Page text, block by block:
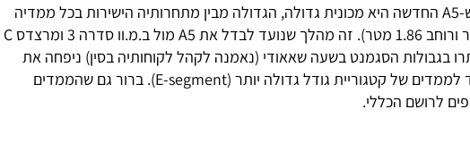
מה שברור זה ש-A5 החדשה היא מכונית גדולה, הגדולה מבין מתחרותיה הישירות בכל ממדיה
(אורך 4.83 מטר ורוחב 1.86 מטר). זה מהלך שנועד לבדל את A5 מול ב.מ.וו סדרה 3 ומרצדס C
בגבולות הסגמנט בשעה שאאודי (נאמנה לקהל לקוחותיה בסין) ניפחה את
הרכב כמעט עד לממדים של קטגוריית גודל גדולה יותר (E-segment). ברור גם שהממדים
לרושם הכללי.